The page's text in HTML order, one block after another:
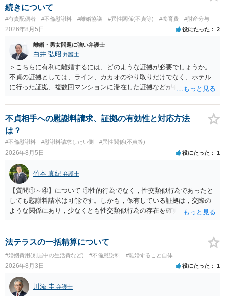
続きについて
#有責配偶者 #不倫慰謝料 #離婚協議 #異性関係(不貞等) #養育費 #財産分与
2026年8月5日 役にたった 2
離婚・男女問題に強い弁護士
白井 弘昭 弁護士
＞こちらに有利に離婚するには、どのような証拠が必要でしょうか。
不貞の証拠としては、ライン、カカオのやり取りだけでなく、ホテル
に行った証拠、複数回マンションに滞在した証拠などが有効です。 不
婚する、慰謝料をとるなど）ことができると思われます。 ただし、不
貞発覚後、長期間同居を続けると、不貞を許したとの評価につながる
場合がありますので、ご注意ください。 以上、ご参考まで。
不貞相手への慰謝料請求、証拠の有効性と対応方法
は？
#不倫慰謝料 #慰謝料請求したい側 #異性関係(不貞等)
2026年8月5日 役にたった 1
竹本 真紀 弁護士
【質問①～④】について ①性的行為でなく，性交類似行為であったと
しても慰謝料請求は可能です。しかも，保有している証拠は，交際の
ような関係にあり，少なくとも性交類似行為の存在を確実に証明でき
ことを窺わせるものです。）。ですから，慰謝料請求を進めることで
よいと思います。 ただ．慰謝料額については，婚姻破綻に至っていな
いとして，この点を考慮されることになるかもしれません。 ②夫との
今後のことを考えて書いてもらうか否かを検討するのがよいと思いま
す。今ある証拠以上のことを証明（証明力を強めることも含む）でき
るのであれば，前向きに検討を進めるという考え方でもよいでしょ
う。慰謝料請求としては証拠として使えることが前提であり，その価
法テラスの一括精算について
#婚姻費用(別居中の生活費など) #不倫慰謝料 #離婚すること自体
2026年8月3日 役にたった 1
川添 圭 弁護士